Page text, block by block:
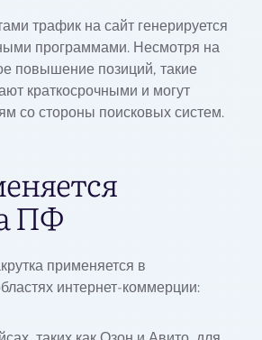
трафик на сайт генерируется
программами. Несмотря на
повышение позиций, такие
краткосрочными и могут
со стороны поисковых систем.
ПФ
применяется в
интернет-коммерции: